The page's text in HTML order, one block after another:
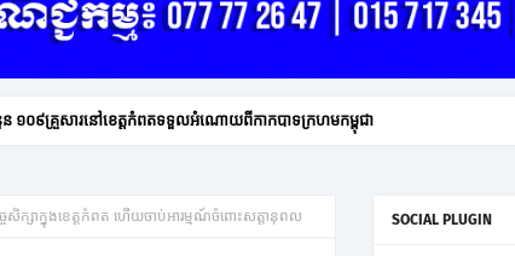
ន ១០៩គ្រួសារនៅខេត្តកំពតទទួលអំណោយពីកាកបាទក្រហមកម្ពុជា
សិក្សាក្នុងខេត្តកំពត ហើយចាប់អារម្មណ៍ចំពោះសត្តានុពល SOCIAL PLUGIN